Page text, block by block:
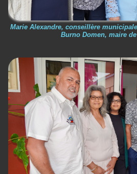
Marie Alexandre, conseillère
Burno Domen, maire